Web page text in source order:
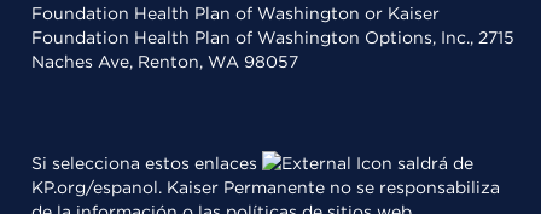
Foundation Health Plan of Washington or Kaiser
Foundation Health Plan of Washington Options, Inc., 2715
Naches Ave, Renton, WA 98057
Si selecciona estos enlaces
saldrá de
KP.org/espanol. Kaiser Permanente no se responsabiliza